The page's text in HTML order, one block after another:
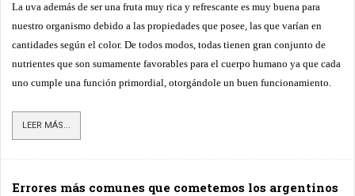
La uva además de ser una fruta muy rica y refrescante es muy buena para
nuestro organismo debido a las propiedades que posee, las que varían en
cantidades según el color. De todos modos, todas tienen gran conjunto de
nutrientes que son sumamente favorables para el cuerpo humano ya que cada
uno cumple una función primordial, otorgándole un buen funcionamiento.
LEER MÁS...
Errores más comunes que cometemos los argentinos